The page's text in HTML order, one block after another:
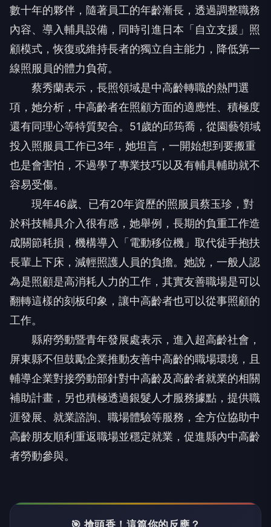
數十年的夥伴，隨著員工的年齡漸長，透過調整職務
內容、導入輔具設備，同時引進日本「自立支援」照
顧模式，恢復或維持長者的獨立自主能力，降低第一
線照服員的體力負荷。
蔡秀蘭表示，長照領域是中高齡轉職的熱門選
項，她分析，中高齡者在照顧方面的適應性、積極度
還有同理心等特質契合。51歲的邱筠喬，從園藝領域
投入照服員工作已3年，她坦言，一開始想到要搬重
也是會害怕，不過學了專業技巧以及有輔具輔助就不
容易受傷。
現年46歲、已有20年資歷的照服員蔡玉珍，對
於科技輔具介入很有感，她舉例，長期的負重工作造
成關節耗損，機構導入「電動移位機」取代徒手抱扶
長輩上下床，減輕照護人員的負擔。她說，一般人認
為是照顧是高消耗人力的工作，其實友善職場是可以
翻轉這樣的刻板印象，讓中高齡者也可以從事照顧的
工作。
縣府勞動暨青年發展處表示，進入超高齡社會，
屏東縣不但鼓勵企業推動友善中高齡的職場環境，且
輔導企業對接勞動部針對中高齡及高齡者就業的相關
補助計畫，另也積極透過銀髮人才服務據點，提供職
涯發展、就業諮詢、職場體驗等服務，全方位協助中
高齡朋友順利重返職場並穩定就業，促進縣內中高齡
者勞動參與。
🎯 搶頭香！這篇你的反應？